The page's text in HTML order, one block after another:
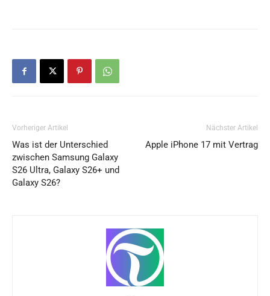
Vorheriger Artikel
Was ist der Unterschied
zwischen Samsung Galaxy
S26 Ultra, Galaxy S26+ und
Galaxy S26?
Nächster Artikel
Apple iPhone 17 mit Vertrag